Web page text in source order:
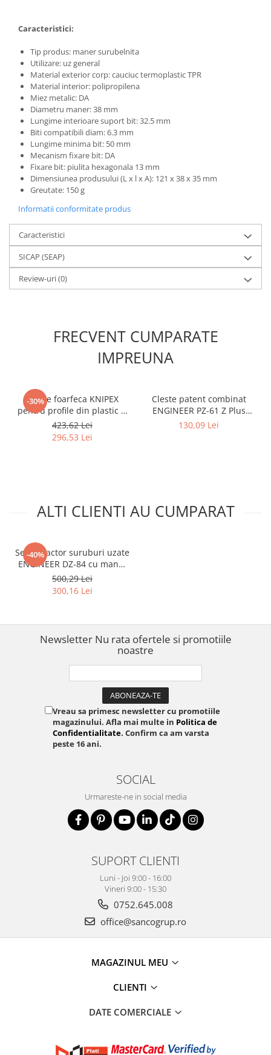
Caracteristici:
Tip produs: maner surubelnita
Utilizare: uz general
Material exterior corp: cauciuc termoplastic TPR
Material interior: polipropilena
Miez metalic: DA
Diametru maner: 38 mm
Lungime interioare suport bit: 32.5 mm
Biti compatibili diam: 6.3 mm
Lungime minima bit: 50 mm
Mecanism fixare bit: DA
Fixare bit: piulita hexagonala 13 mm
Dimensiunea produsului (L x l x A): 121 x 38 x 35 mm
Greutate: 150 g
Informatii conformitate produs
Caracteristici
SICAP (SEAP)
Review-uri(0)
FRECVENT CUMPARATE
IMPREUNA
-30%
Cleste foarfeca KNIPEX
pentru profile din plastic si
cauciuc, taiere precisa la
45°, 215 mm, pentru profile
PVC, garnituri si canale
423,62 Lei
296,53 Lei
Cleste patent combinat
ENGINEER PZ-61 Z Plus
pentru extragerea
130,09 Lei
ALTI CLIENTI AU CUMPARAT
-40%
Set extractor suruburi uzate
ENGINEER DZ-84 cu maner
si 7 biti extractori pentru
spatii inguste si adanci
Fabricat in Japonia
500,29 Lei
300,16 Lei
Newsletter Nu rata ofertele si promotiile
noastre
Vreau sa primesc newsletter cu promotiile
magazinului. Afla mai multe in Politica de
Confidentialitate. Confirm ca am varsta
peste 16 ani.
SOCIAL
Urmareste-ne in social media
SUPORT CLIENTI
Luni - Joi 9:00 - 16:00
Vineri 9:00 - 15:30
0752.645.008
office@sancogrup.ro
MAGAZINUL MEU
CLIENTI
DATE COMERCIALE